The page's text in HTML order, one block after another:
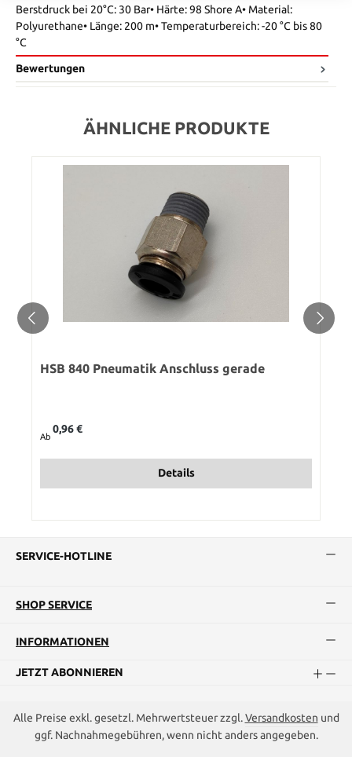
Berstdruck bei 20°C: 30 Bar• Härte: 98 Shore A• Material:
Polyurethane• Länge: 200 m• Temperaturbereich: -20 °C bis 80
°C
Bewertungen
ÄHNLICHE PRODUKTE
HSB 840 Pneumatik Anschluss gerade
Ab
0,96 €
Details
SERVICE-HOTLINE
SHOP SERVICE
INFORMATIONEN
JETZT ABONNIEREN
Alle Preise exkl. gesetzl. Mehrwertsteuer zzgl.Versandkosten und
ggf. Nachnahmegebühren, wenn nicht anders angegeben.